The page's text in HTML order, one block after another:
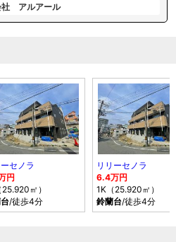
社 アルアール
セノラ
円
㎡）
/徒歩4分
リリーセノラ
6.4万円
1K（25.920㎡）
鈴蘭台/徒歩4分